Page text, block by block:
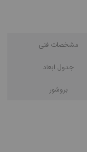
مشخصات فنی
جدول ابعاد
بروشور